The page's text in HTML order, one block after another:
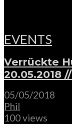
EVENTS
Verrückte
20.05.2018
05/05/2018
Phil
100 views